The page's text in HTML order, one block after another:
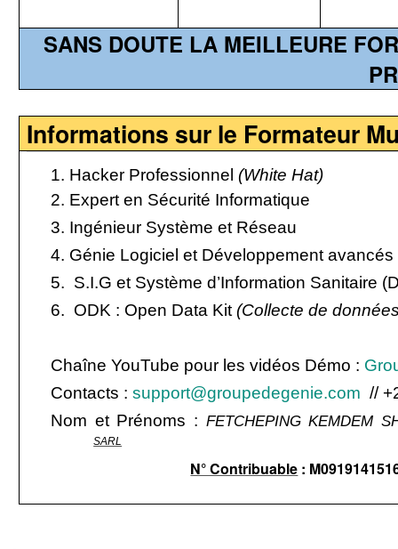
SANS DOUTE LA MEILLEURE
Informations sur le Formateur
1. Hacker Professionnel(White Hat)
2. Expert en Sécurité Informatique
3. Ingénieur Système et Réseau
4. Génie Logiciel et Développement avancés
5. S.I.G et Système d’Information Sanitaire
6. ODK : Open Data Kit(Collecte de
Chaîne YouTube pour les vidéos Démo :
Contacts :support@groupedegenie.com //
Nom et Prénoms : FETCHEPING KEMDEM
SARL
N° Contribuable :